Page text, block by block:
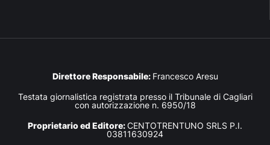
Direttore Responsabile: Francesco Aresu
Testata giornalistica registrata presso il Tribunale di Cagliari
con autorizzazione n. 6950/18
Proprietario ed Editore:CENTOTRENTUNO SRLS P.I.
03811630924